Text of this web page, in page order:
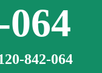
064
842-064